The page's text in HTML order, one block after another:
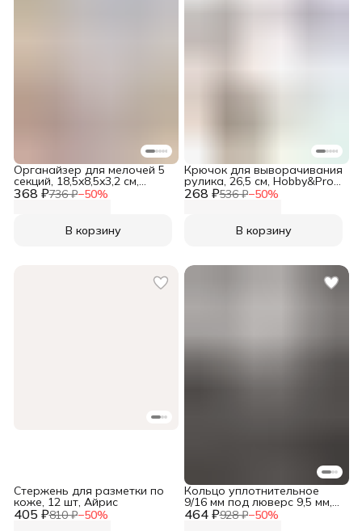
368 ₽736 ₽−50%
Органайзер для мелочей 5
секций, 18,5x8,5x3,2 см,
Hobby&Pro
В корзину
268 ₽536 ₽−50%
Крючок для выворачивания
рулика, 26,5 см, Hobby&Pro,
580011
В корзину
405 ₽810 ₽−50%
Стержень для разметки по
коже, 12 шт, Айрис
464 ₽928 ₽−50%
Кольцо уплотнительное
9/16 мм под люверс 9,5 мм,
пластик, прозрачный, 100